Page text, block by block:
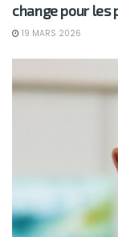
change pour les
19 MARS 2026